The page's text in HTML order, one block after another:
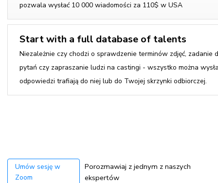
pozwala wysłać 10 000 wiadomości za 110$ w USA
Start with a full database of talents
Niezależnie czy chodzi o sprawdzenie terminów zdjęć, zadanie
pytań czy zapraszanie ludzi na castingi - wszystko można
odpowiedzi trafiają do niej lub do Twojej skrzynki odbiorczej.
Umów sesję w
Zoom
Porozmawiaj z jednym z naszych
ekspertów